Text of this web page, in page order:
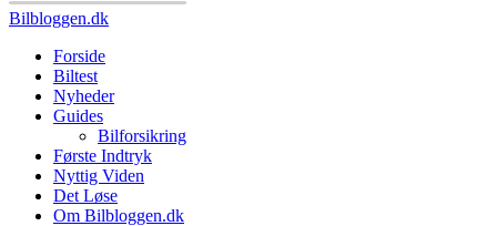
Bilbloggen.dk
Forside
Biltest
Nyheder
Guides
Bilforsikring
Første Indtryk
Nyttig Viden
Det Løse
Om Bilbloggen.dk